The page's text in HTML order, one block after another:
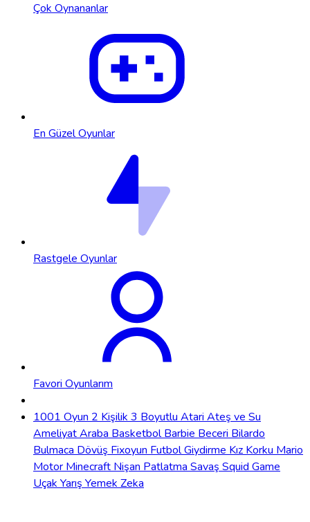
Çok Oynananlar
En Güzel Oyunlar
Rastgele Oyunlar
Favori Oyunlarım
1001 Oyun 2 Kişilik 3 Boyutlu Atari Ateş ve Su
AmeliyatAraba BasketbolBarbie Beceri Bilardo
Bulmaca Dövüş Fixoyun FutbolGiydirme Kız Korku Mario
Motor Minecraft Nişan Patlatma Savaş Squid Game
Uçak Yarış Yemek Zeka